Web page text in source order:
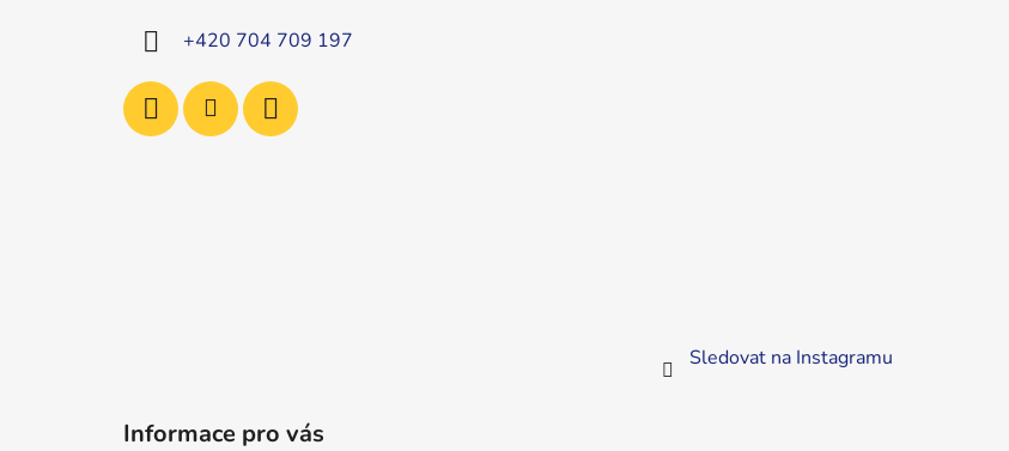
+420 704 709 197
Sledovat na Instagramu
Informace pro vás